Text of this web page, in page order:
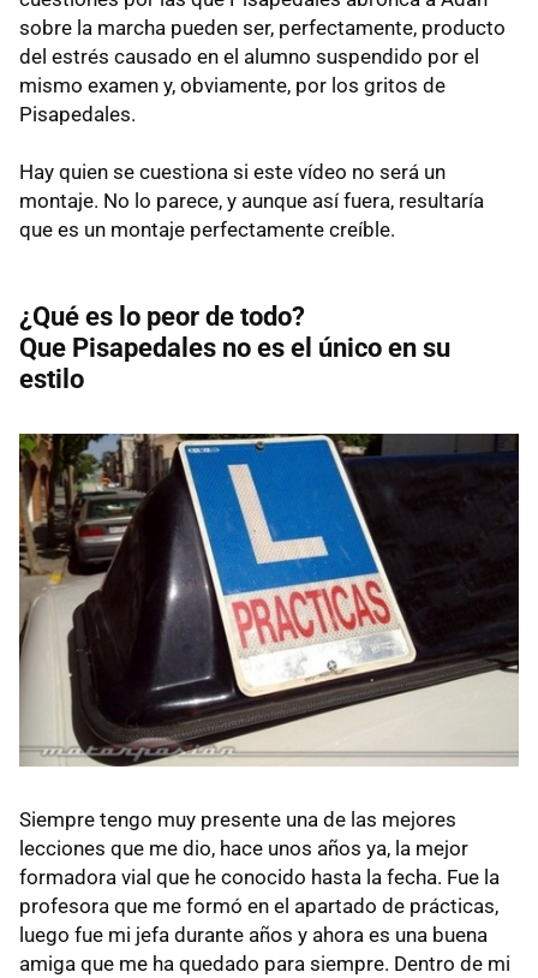
sobre la marcha pueden ser, perfectamente, producto
del estrés causado en el alumno suspendido por el
mismo examen y, obviamente, por los gritos de
Pisapedales.
Hay quien se cuestiona si este vídeo no será un
montaje. No lo parece, y aunque así fuera, resultaría
que es un montaje perfectamente creíble.
¿Qué es lo peor de todo?
Que Pisapedales no es el único en su
estilo
Siempre tengo muy presente una de las mejores
lecciones que me dio, hace unos años ya, la mejor
formadora vial que he conocido hasta la fecha. Fue la
profesora que me formó en el apartado de prácticas,
luego fue mi jefa durante años y ahora es una buena
amiga que me ha quedado para siempre. Dentro de mi